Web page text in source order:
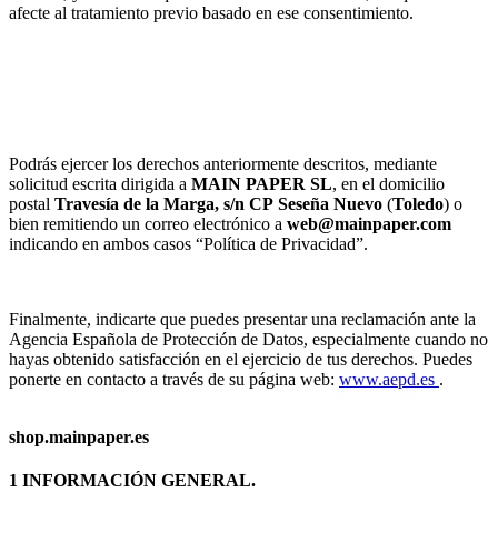
afecte al tratamiento previo basado en ese consentimiento.
Podrás ejercer los derechos anteriormente descritos, mediante
solicitud escrita dirigida a MAIN PAPER SL, en el domicilio
postal Travesía de la Marga, s/n CP Seseña Nuevo (Toledo) o
bien remitiendo un correo electrónico a web@mainpaper.com
indicando en ambos casos “Política de Privacidad”.
Finalmente, indicarte que puedes presentar una reclamación ante la
Agencia Española de Protección de Datos, especialmente cuando no
hayas obtenido satisfacción en el ejercicio de tus derechos. Puedes
ponerte en contacto a través de su página web: www.aepd.es .
shop.mainpaper.es
1 INFORMACIÓN GENERAL.